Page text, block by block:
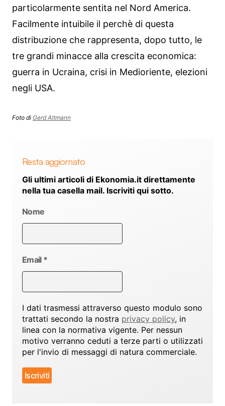
particolarmente sentita nel Nord America.
Facilmente intuibile il perchè di questa
distribuzione che rappresenta, dopo tutto, le
tre grandi minacce alla crescita economica:
guerra in Ucraina, crisi in Medioriente, elezioni
negli USA.
Foto di Gerd Altmann
Resta aggiornato
Gli ultimi articoli di Ekonomia.it direttamente
nella tua casella mail. Iscriviti qui sotto.
Nome
Email *
I dati trasmessi attraverso questo modulo sono
trattati secondo la nostra privacy policy, in
linea con la normativa vigente. Per nessun
motivo verranno ceduti a terze parti o utilizzati
per l'invio di messaggi di natura commerciale.